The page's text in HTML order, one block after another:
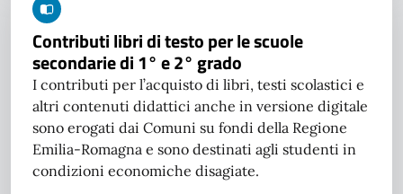
Contributi libri di testo per le scuole
secondarie di 1° e 2° grado
I contributi per l’acquisto di libri, testi scolastici e
altri contenuti didattici anche in versione digitale
sono erogati dai Comuni su fondi della Regione
Emilia-Romagna e sono destinati agli studenti in
condizioni economiche disagiate.